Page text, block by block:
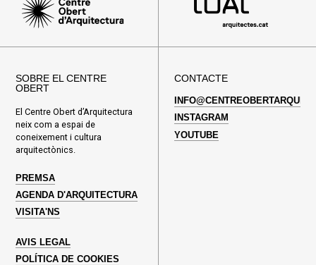
SOBRE EL CENTRE
OBERT
El Centre Obert d’Arquitectura
neix com a espai de
coneixement i cultura
arquitectònics.
PREMSA
AGENDA D'ARQUITECTURA
VISITA'NS
AVIS LEGAL
POLÍTICA DE COOKIES
CONTACTE
INSTAGRAM
YOUTUBE